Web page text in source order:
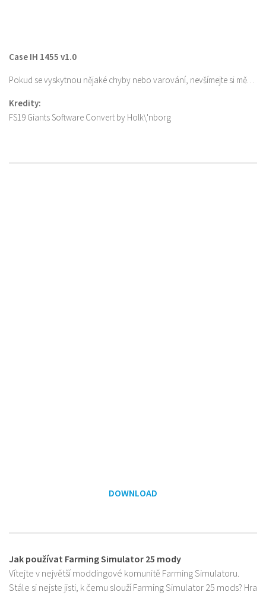
Case IH 1455 v1.0
Pokud se vyskytnou nějaké chyby nebo varování, nevšímejte si mě…
Kredity:
FS19 Giants Software Convert by Holk\'nborg
DOWNLOAD
Jak používat Farming Simulator 25 mody
Vítejte v největší moddingové komunitě Farming Simulatoru.
Stále si nejste jisti, k čemu slouží Farming Simulator 25 mods? Hra